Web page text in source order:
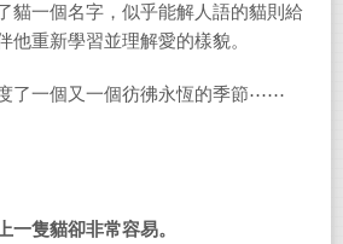
貓一個名字，似乎能解人語的貓則給
他重新學習並理解愛的樣貌。
了一個又一個彷彿永恆的季節⋯⋯
一隻貓卻非常容易。